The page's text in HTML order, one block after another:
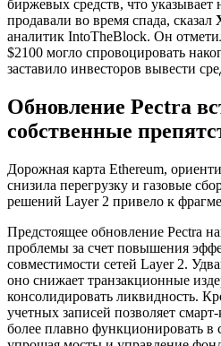
биржевых средств, что указывает
продавали во время спада, сказал
аналитик IntoTheBlock. Он
$2100 могло спровоцировать
заставило инвесторов вывести
Обновление Pectra
собственные
Дорожная карта Ethereum,
снизила перегрузку и газовые
решений Layer 2 привело к
Предстоящее обновление Pectra
проблемы за счет повышения
совместимости сетей Layer 2.
оно снижает транзакционные
консолидировать ликвидность.
учетных записей позволяет
более плавно функционировать в